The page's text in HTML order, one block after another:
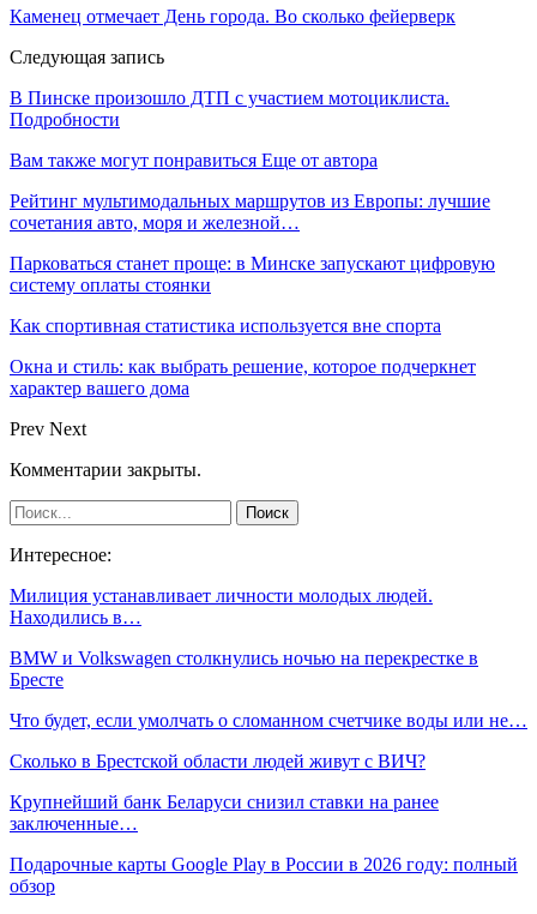
Каменец отмечает День города. Во сколько фейерверк
Следующая запись
В Пинске произошло ДТП с участием мотоциклиста.
Подробности
Вам также могут понравиться Еще от автора
Рейтинг мультимодальных маршрутов из Европы: лучшие
сочетания авто, моря и железной…
Парковаться станет проще: в Минске запускают цифровую
систему оплаты стоянки
Как спортивная статистика используется вне спорта
Окна и стиль: как выбрать решение, которое подчеркнет
характер вашего дома
Prev Next
Комментарии закрыты.
Интересное:
Милиция устанавливает личности молодых людей.
Находились в…
BMW и Volkswagen столкнулись ночью на перекрестке в
Бресте
Что будет, если умолчать о сломанном счетчике воды или не…
Сколько в Брестской области людей живут с ВИЧ?
Крупнейший банк Беларуси снизил ставки на ранее
заключенные…
Подарочные карты Google Play в России в 2026 году: полный
обзор